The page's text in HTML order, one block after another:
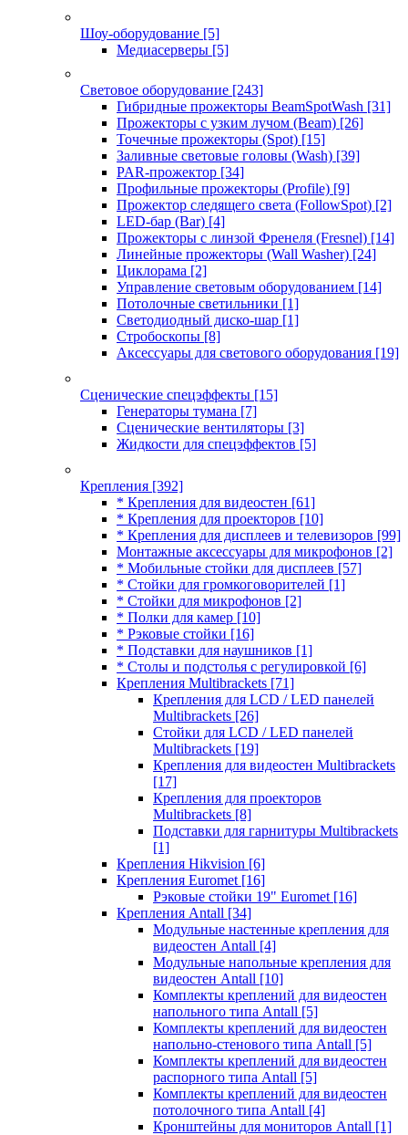
Шоу-оборудование [5]
Медиасерверы [5]
Световое оборудование [243]
Гибридные прожекторы BeamSpotWash [31]
Прожекторы с узким лучом (Beam) [26]
Точечные прожекторы (Spot) [15]
Заливные световые головы (Wash) [39]
PAR-прожектор [34]
Профильные прожекторы (Profile) [9]
Прожектор следящего света (FollowSpot) [2]
LED-бар (Bar) [4]
Прожекторы с линзой Френеля (Fresnel) [14]
Линейные прожекторы (Wall Washer) [24]
Циклорама [2]
Управление световым оборудованием [14]
Потолочные светильники [1]
Светодиодный диско-шар [1]
Стробоскопы [8]
Аксессуары для светового оборудования [19]
Сценические спецэффекты [15]
Генераторы тумана [7]
Сценические вентиляторы [3]
Жидкости для спецэффектов [5]
Крепления [392]
* Крепления для видеостен [61]
* Крепления для проекторов [10]
* Крепления для дисплеев и телевизоров [99]
Монтажные аксессуары для микрофонов [2]
* Мобильные стойки для дисплеев [57]
* Стойки для громкоговорителей [1]
* Стойки для микрофонов [2]
* Полки для камер [10]
* Рэковые стойки [16]
* Подставки для наушников [1]
* Столы и подстолья с регулировкой [6]
Крепления Multibrackets [71]
Крепления для LCD / LED панелей
Multibrackets [26]
Стойки для LCD / LED панелей
Multibrackets [19]
Крепления для видеостен Multibrackets
[17]
Крепления для проекторов
Multibrackets [8]
Подставки для гарнитуры Multibrackets
[1]
Крепления Hikvision [6]
Крепления Euromet [16]
Рэковые стойки 19" Euromet [16]
Крепления Antall [34]
Модульные настенные крепления для
видеостен Antall [4]
Модульные напольные крепления для
видеостен Antall [10]
Комплекты креплений для видеостен
напольного типа Antall [5]
Комплекты креплений для видеостен
напольно-стенового типа Antall [5]
Комплекты креплений для видеостен
распорного типа Antall [5]
Комплекты креплений для видеостен
потолочного типа Antall [4]
Кронштейны для мониторов Antall [1]